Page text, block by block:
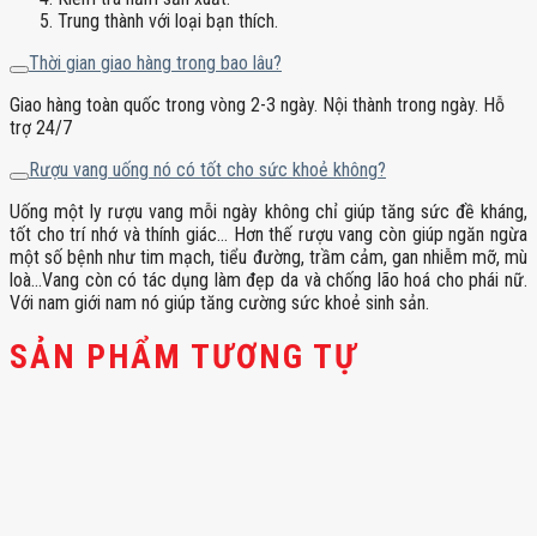
Trung thành với loại bạn thích.
Thời gian giao hàng trong bao lâu?
Giao hàng toàn quốc trong vòng 2-3 ngày. Nội thành trong ngày. Hỗ
trợ 24/7
Rượu vang uống nó có tốt cho sức khoẻ không?
Uống một ly rượu vang mỗi ngày không chỉ giúp tăng sức đề kháng,
tốt cho trí nhớ và thính giác… Hơn thế rượu vang còn giúp ngăn ngừa
một số bệnh như tim mạch, tiểu đường, trầm cảm, gan nhiễm mỡ, mù
loà…Vang còn có tác dụng làm đẹp da và chống lão hoá cho phái nữ.
Với nam giới nam nó giúp tăng cường sức khoẻ sinh sản.
SẢN PHẨM TƯƠNG TỰ